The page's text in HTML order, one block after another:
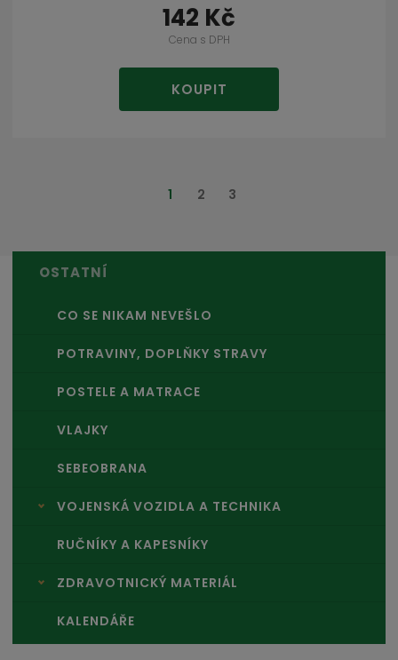
142 Kč
Cena s DPH
KOUPIT
1 2 3
OSTATNÍ
CO SE NIKAM NEVEŠLO
POTRAVINY, DOPLŇKY STRAVY
POSTELE A MATRACE
VLAJKY
SEBEOBRANA
VOJENSKÁ VOZIDLA A TECHNIKA
RUČNÍKY A KAPESNÍKY
ZDRAVOTNICKÝ MATERIÁL
KALENDÁŘE